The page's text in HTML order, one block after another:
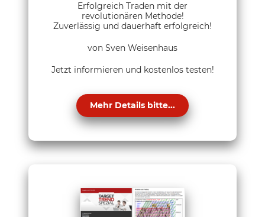
Erfolgreich Traden mit der
revolutionären Methode!
Zuverlässig und dauerhaft erfolgreich!
von Sven Weisenhaus
Jetzt informieren und kostenlos testen!
Mehr Details bitte...